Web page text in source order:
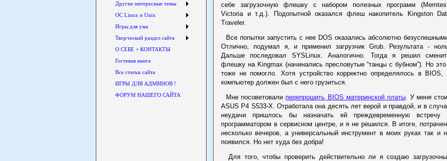
Другие интересные темы
ОС Linux и Unix
Игры для ума
Творческий раздел сайта
О СЕБЕ + КОНТАКТЫ
Гостевая книга
Все статьи сайта
ИГРЫ ДЛЯ АДМИНОВ !
ФОРУМ НАШЕГО САЙТА
себе загрузочную флешку с набором полезных программ
Victoria и т.д.). Подопытной оказался флеш накопитель Kingston
Traveler.
Все попытки запустить с нее DOS оказались абсолютно
Отлично, подумал я, и применил загрузчик Grub. Результата -
Дальше последовал SYSLinux. Аналогично. Тогда я решил
флешку на Kingmax (начинались пресловутые “танцы с бубном”). Но
тоже не помогло. Хотя устройство корректно определялось в BIOS,
компьютер должен был с него грузиться.
Мне посоветовали перепрошить BIOS материнской платы. У меня
ASUS P4 S533-X. Отработала она десять лет верой и правдой, и в
неудачи пришлось бы назначать ей преждевременную встречу
программатором в сервисном центре, и я не решился. В итоге,
несколько вечеров, а универсальный инструмент в моих руках так и
появился. Но нет худа без добра!
Для того, чтобы проверить действительно ли я создаю